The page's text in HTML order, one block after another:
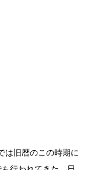
は旧暦のこの時期に